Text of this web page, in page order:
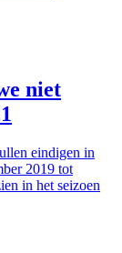
niet
eindigen in
2019 tot
in het seizoen